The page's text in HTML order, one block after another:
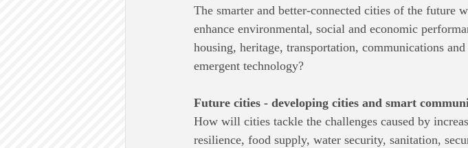
The smarter and better-connected cities of the
enhance environmental, social and economic
housing, heritage, transportation, communications
emergent technology?
Future cities - developing cities and smart
How will cities tackle the challenges caused by
resilience, food supply, water security, sanitation,